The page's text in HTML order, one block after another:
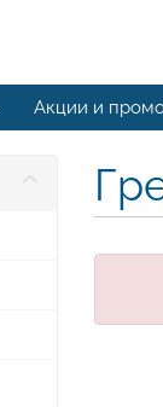
Акции и